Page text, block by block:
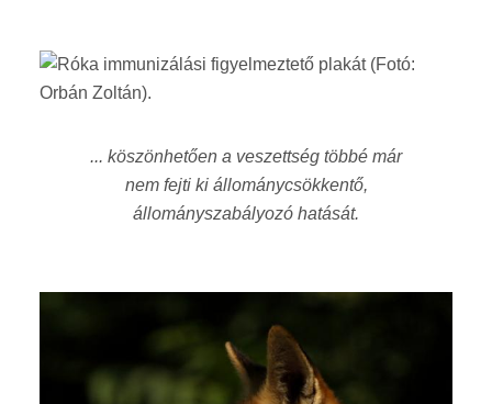
... köszönhetően a veszettség többé már
nem fejti ki állománycsökkentő,
állományszabályozó hatását.